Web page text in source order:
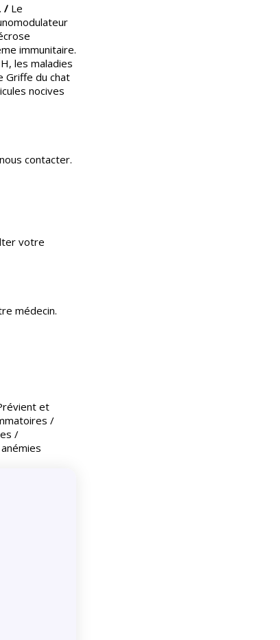
/ Le
immunitaire.
les maladies
Griffe du chat
nocives
contacter.
votre
médecin.
et
/
/